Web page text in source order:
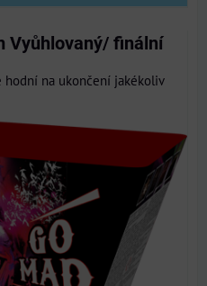
Vyůhlovaný/ finální
hodní na ukončení jakékoliv